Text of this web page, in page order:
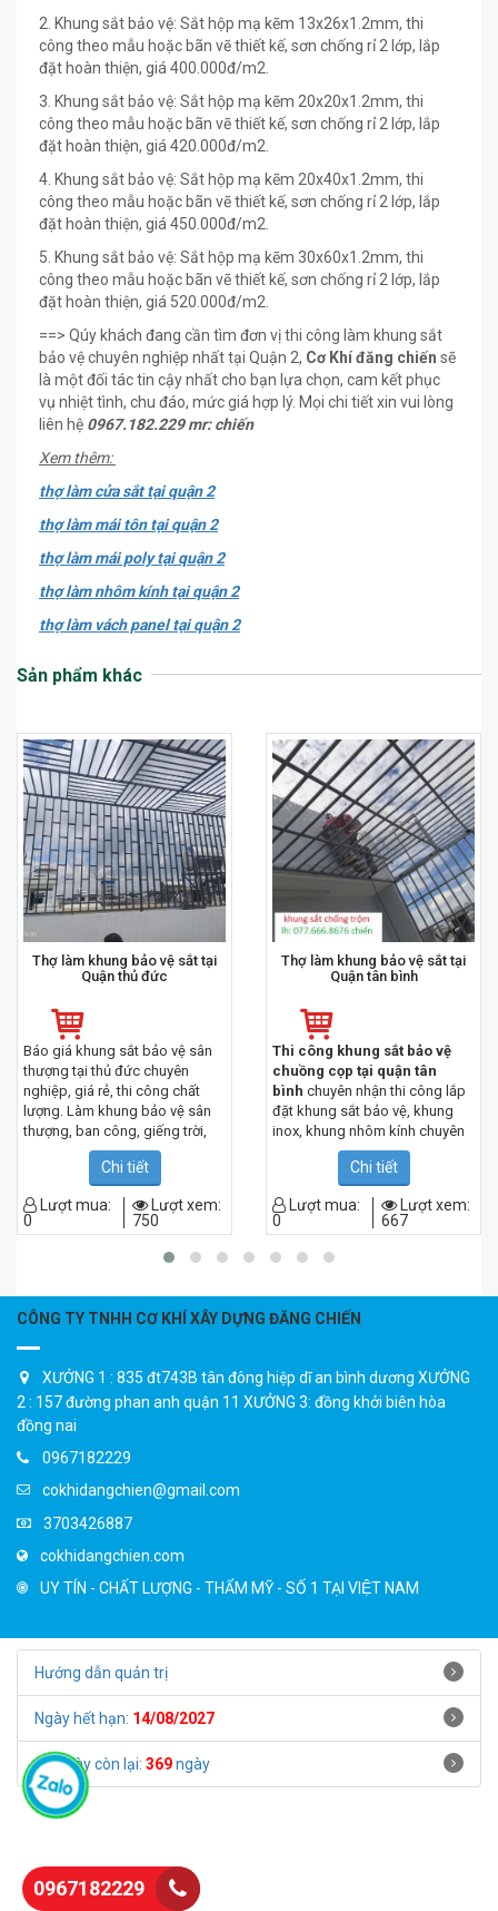
2. Khung sắt bảo vệ: Sắt hộp mạ kẽm 13x26x1.2mm, thi
công theo mẫu hoặc bãn vẽ thiết kế, sơn chống rỉ 2 lớp, lắp
đặt hoàn thiện, giá 400.000đ/m2.
3. Khung sắt bảo vệ: Sắt hộp mạ kẽm 20x20x1.2mm, thi
công theo mẫu hoặc bãn vẽ thiết kế, sơn chống rỉ 2 lớp, lắp
đặt hoàn thiện, giá 420.000đ/m2.
4. Khung sắt bảo vệ: Sắt hộp mạ kẽm 20x40x1.2mm, thi
công theo mẫu hoặc bãn vẽ thiết kế, sơn chống rỉ 2 lớp, lắp
đặt hoàn thiện, giá 450.000đ/m2.
5. Khung sắt bảo vệ: Sắt hộp mạ kẽm 30x60x1.2mm, thi
công theo mẫu hoặc bãn vẽ thiết kế, sơn chống rỉ 2 lớp, lắp
đặt hoàn thiện, giá 520.000đ/m2.
==> Qúy khách đang cần tìm đơn vị thi công làm khung sắt
bảo vệ chuyên nghiệp nhất tại Quận 2, Cơ Khí đăng chiến sẽ
là một đối tác tin cậy nhất cho bạn lựa chọn, cam kết phục
vụ nhiệt tình, chu đáo, mức giá hợp lý. Mọi chi tiết xin vui lòng
liên hệ 0967.182.229 mr: chiến
Xem thêm:
thợ làm cửa sắt tại quận 2
thợ làm mái tôn tại quận 2
thợ làm mái poly tại quận 2
thợ làm nhôm kính tại quận 2
thợ làm vách panel tại quận 2
Sản phẩm khác
Thợ làm khung bảo vệ sắt tại
Quận thủ đức
Báo giá khung sắt bảo vệ sân
thượng tại thủ đức chuyên
nghiệp, giá rẻ, thi công chất
lượng. Làm khung bảo vệ sân
thượng, ban công, giếng trời,
cửa sổ…Đội thợ làm khung sắt
bảo vệ có kinh nghiệm, phục vụ
chu đáo, có trách nhiệm. Điện
thoại liên hệ 0967.182.229 Mr
chiến
Chi tiết
Lượt mua:
0
Lượt xem:
750
Thợ làm khung bảo vệ sắt tại
Quận tân bình
Thi công khung sắt bảo vệ
chuồng cọp tại quận tân
bình chuyên nhận thi công lắp
đặt khung sắt bảo vệ, khung
inox, khung nhôm kính chuyên
Làm khung sắt bảo vệ
sân thượng, khung sắt giếng
trời, chuồng cọp ban công uy
tín, giá rẻ. công ty Cơ Khí đăng
chiến với nhiều năm kinh
nghiệm trong lĩnh vực cơ khí
khách những dịch vụ hài lòng
Chi tiết
Lượt mua:
0
Lượt xem:
667
CÔNG TY TNHH CƠ KHÍ XÂY DỰNG ĐĂNG CHIẾN
XƯỞNG 1 : 835 đt743B tân đông hiệp dĩ an bình dương XƯỞNG
2 : 157 đường phan anh quận 11 XƯỞNG 3: đồng khởi biên hòa
đồng nai
0967182229
cokhidangchien@gmail.com
3703426887
cokhidangchien.com
UY TÍN - CHẤT LƯỢNG - THẨM MỸ - SỐ 1 TẠI VIỆT NAM
Hướng dẫn quản trị
Ngày hết hạn: 14/08/2027
Số ngày còn lại: 369ngày
0967182229